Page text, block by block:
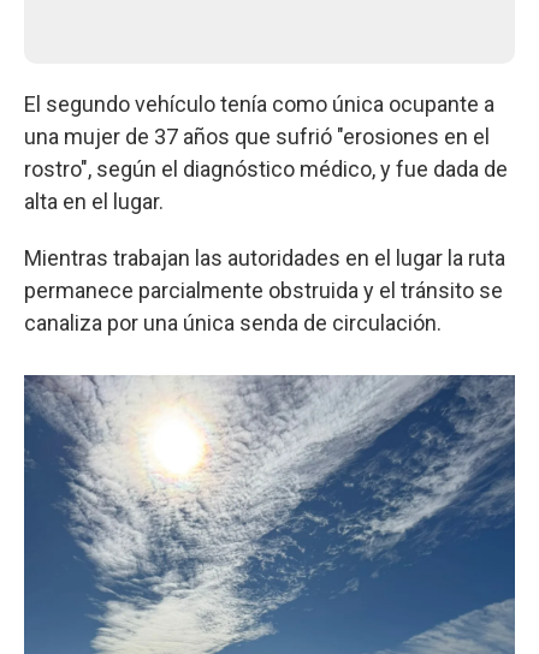
El segundo vehículo tenía como única ocupante a
una mujer de 37 años que sufrió "erosiones en el
rostro", según el diagnóstico médico, y fue dada de
alta en el lugar.
Mientras trabajan las autoridades en el lugar la ruta
permanece parcialmente obstruida y el tránsito se
canaliza por una única senda de circulación.